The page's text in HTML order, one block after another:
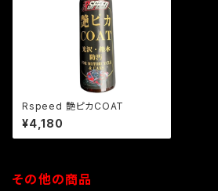
Rspeed 艶ピカCOAT
¥4,180
その他の商品